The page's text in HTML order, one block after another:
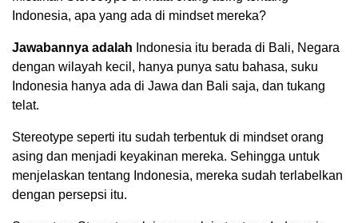
Indonesia, apa yang ada di mindset mereka?
Jawabannya adalah Indonesia itu berada di Bali, Negara
dengan wilayah kecil, hanya punya satu bahasa, suku
Indonesia hanya ada di Jawa dan Bali saja, dan tukang
telat.
Stereotype seperti itu sudah terbentuk di mindset orang
asing dan menjadi keyakinan mereka. Sehingga untuk
menjelaskan tentang Indonesia, mereka sudah terlabelkan
dengan persepsi itu.